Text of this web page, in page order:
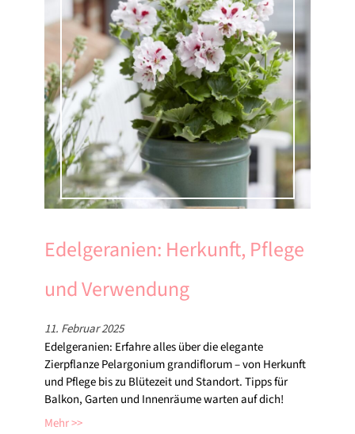
Edelgeranien: Herkunft, Pflege
und Verwendung
11. Februar 2025
Edelgeranien: Erfahre alles über die elegante
Zierpflanze Pelargonium grandiflorum – von Herkunft
und Pflege bis zu Blütezeit und Standort. Tipps für
Balkon, Garten und Innenräume warten auf dich!
Mehr